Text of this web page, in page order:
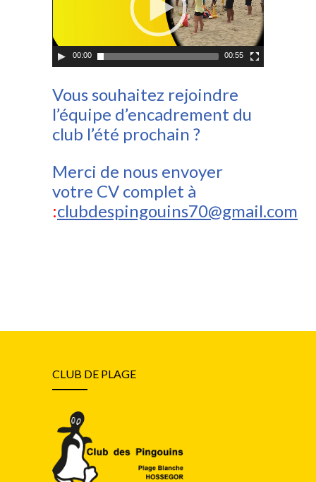
00:00 00:55
Vous souhaitez rejoindre
l’équipe d’encadrement du
club l’été prochain ?
Merci de nous envoyer
votre CV complet à
:clubdespingouins70@gmail.com
CLUB DE PLAGE